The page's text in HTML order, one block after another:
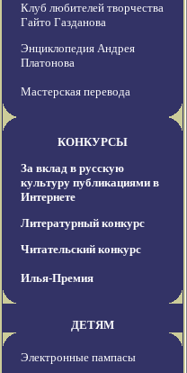
Клуб любителей творчества
Гайто Газданова
Энциклопедия Андрея
Платонова
Мастерская перевода
КОНКУРСЫ
За вклад в русскую
культуру публикациями в
Интернете
Литературный конкурс
Читательский конкурс
Илья-Премия
ДЕТЯМ
Электронные пампасы